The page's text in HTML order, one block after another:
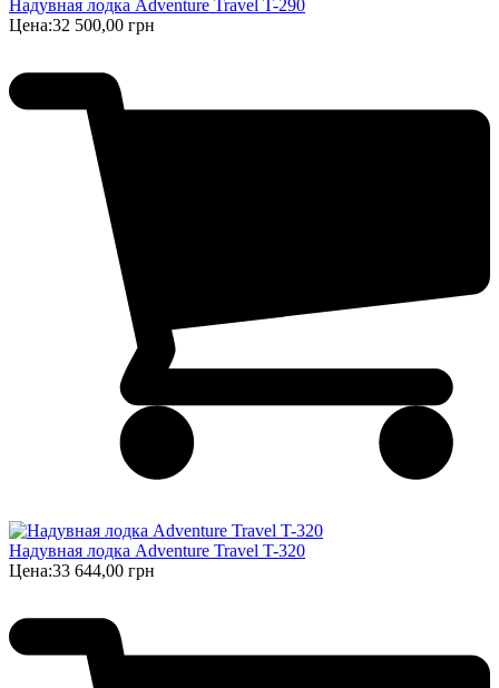
Надувная лодка Adventure Travel T-290
Цена:32 500,00 грн
Надувная лодка Adventure Travel T-320
Цена:33 644,00 грн